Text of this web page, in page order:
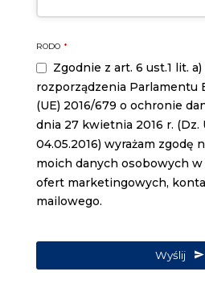
Company
Name *
RODO *
Zgodnie z art. 6 ust.1 lit.
rozporządzenia Parlamentu
(UE) 2016/679 o ochronie
dnia 27 kwietnia 2016 r. (Dz.
04.05.2016) wyrażam zgodę
moich danych osobowych
ofert marketingowych,
mailowego.
Wyślij